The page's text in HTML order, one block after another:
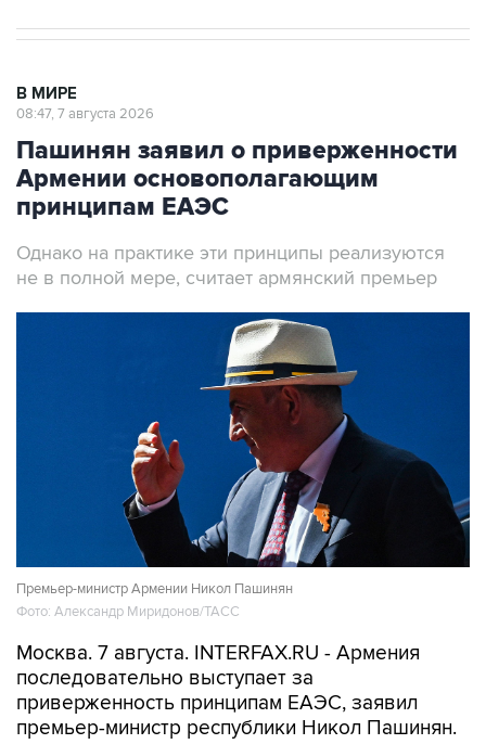
В МИРЕ
08:47, 7 августа 2026
Пашинян заявил о приверженности
Армении основополагающим
принципам ЕАЭС
Однако на практике эти принципы реализуются
не в полной мере, считает армянский премьер
Премьер-министр Армении Никол Пашинян
Фото: Александр Миридонов/ТАСС
Москва. 7 августа. INTERFAX.RU - Армения
последовательно выступает за
приверженность принципам ЕАЭС, заявил
премьер-министр республики Никол Пашинян.